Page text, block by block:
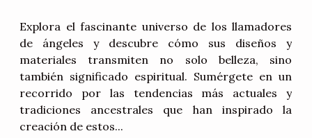
Explora el fascinante universo de los llamadores
de ángeles y descubre cómo sus diseños y
materiales transmiten no solo belleza, sino
también significado espiritual. Sumérgete en un
recorrido por las tendencias más actuales y
tradiciones ancestrales que han inspirado la
creación de estos...